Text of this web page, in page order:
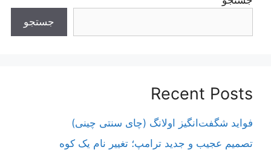
جستجو
Recent Posts
فواید شگفت‌انگیز اولانگ (چای سنتی چینی)
تصمیم عجیب و جدید ترامپ؛ تغییر نام یک کوه